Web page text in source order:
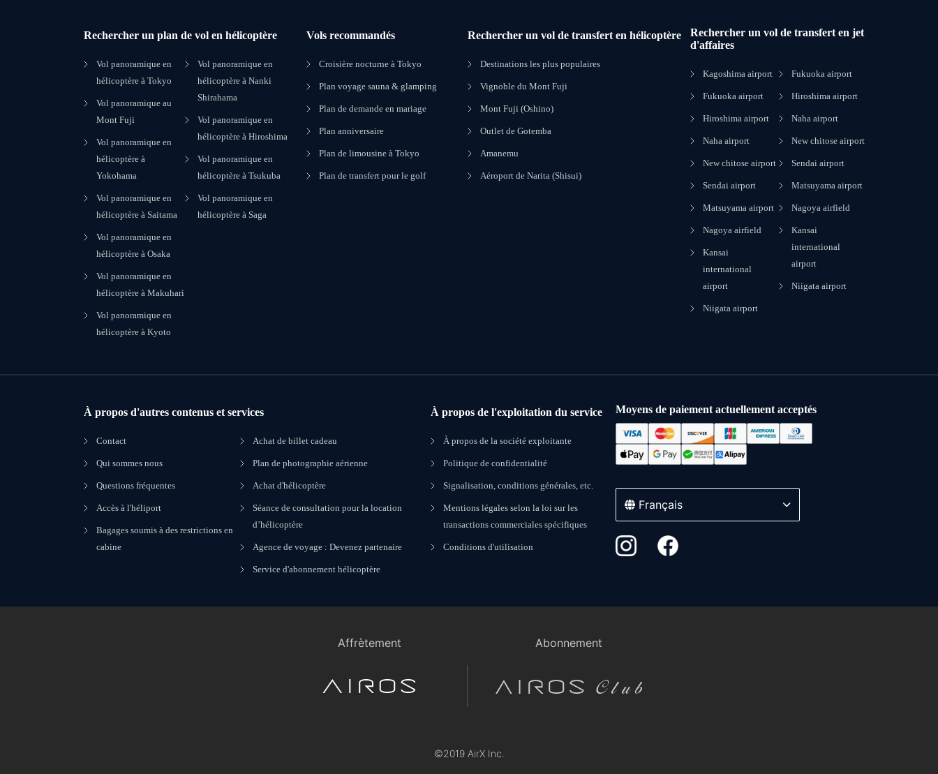
Rechercher un plan de vol en hélicoptère
Vol panoramique en
hélicoptère à Tokyo
Vol panoramique au
Mont Fuji
Vol panoramique en
hélicoptère à
Yokohama
Vol panoramique en
hélicoptère à Saitama
Vol panoramique en
hélicoptère à Osaka
Vol panoramique en
hélicoptère à Makuhari
Vol panoramique en
hélicoptère à Kyoto
Vol panoramique en
hélicoptère à Nanki
Shirahama
Vol panoramique en
hélicoptère à Hiroshima
Vol panoramique en
hélicoptère à Tsukuba
Vol panoramique en
hélicoptère à Saga
Vols recommandés
Croisière nocturne à Tokyo
Plan voyage sauna & glamping
Plan de demande en mariage
Plan anniversaire
Plan de limousine à Tokyo
Plan de transfert pour le golf
Rechercher un vol de transfert en hélicoptère
Destinations les plus populaires
Vignoble du Mont Fuji
Mont Fuji (Oshino)
Outlet de Gotemba
Amanemu
Aéroport de Narita (Shisui)
Rechercher un vol de transfert en jet
d'affaires
Kagoshima airport
Fukuoka airport
Hiroshima airport
Naha airport
New chitose airport
Sendai airport
Matsuyama airport
Nagoya airfield
Kansai
international
airport
Niigata airport
Fukuoka airport
Hiroshima airport
Naha airport
New chitose airport
Sendai airport
Matsuyama airport
Nagoya airfield
Kansai
international
airport
Niigata airport
À propos d'autres contenus et services
Contact
Qui sommes nous
Questions fréquentes
Accès à l'héliport
Bagages soumis à des restrictions en
cabine
Achat de billet cadeau
Plan de photographie aérienne
Achat d'hélicoptère
Séance de consultation pour la location
d’hélicoptère
Agence de voyage : Devenez partenaire
Service d'abonnement hélicoptère
À propos de l'exploitation du service
À propos de la société exploitante
Politique de confidentialité
Signalisation, conditions générales, etc.
Mentions légales selon la loi sur les
transactions commerciales spécifiques
Conditions d'utilisation
Moyens de paiement actuellement acceptés
Français
Affrètement Abonnement
©2019 AirX Inc.